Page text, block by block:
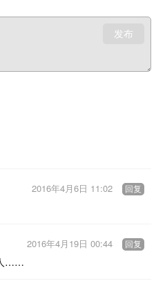
发布
2016年4月6日 11:02 回复
……
2016年4月19日 00:44 回复